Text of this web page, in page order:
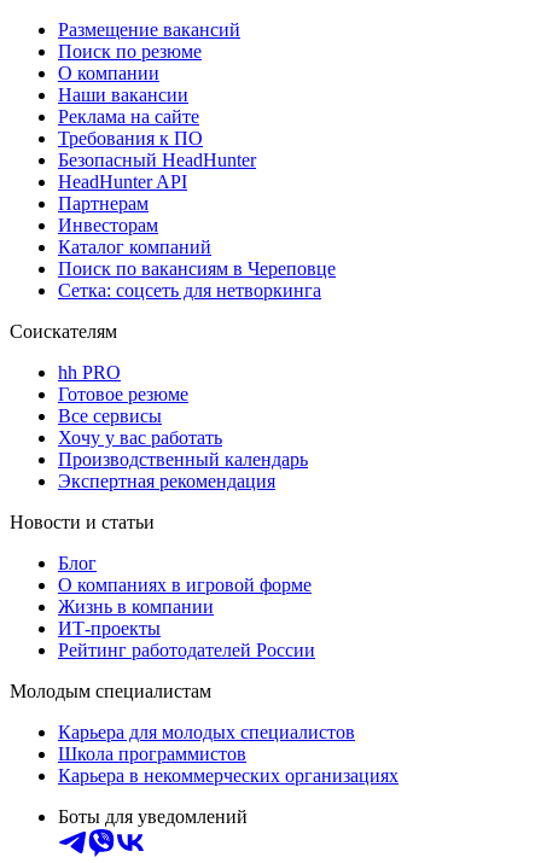
Размещение вакансий
Поиск по резюме
О компании
Наши вакансии
Реклама на сайте
Требования к ПО
Безопасный HeadHunter
HeadHunter API
Партнерам
Инвесторам
Каталог компаний
Поиск по вакансиям в Череповце
Сетка: соцсеть для нетворкинга
Соискателям
hh PRO
Готовое резюме
Все сервисы
Хочу у вас работать
Производственный календарь
Экспертная рекомендация
Новости и статьи
Блог
О компаниях в игровой форме
Жизнь в компании
ИТ-проекты
Рейтинг работодателей России
Молодым специалистам
Карьера для молодых специалистов
Школа программистов
Карьера в некоммерческих организациях
Боты для уведомлений